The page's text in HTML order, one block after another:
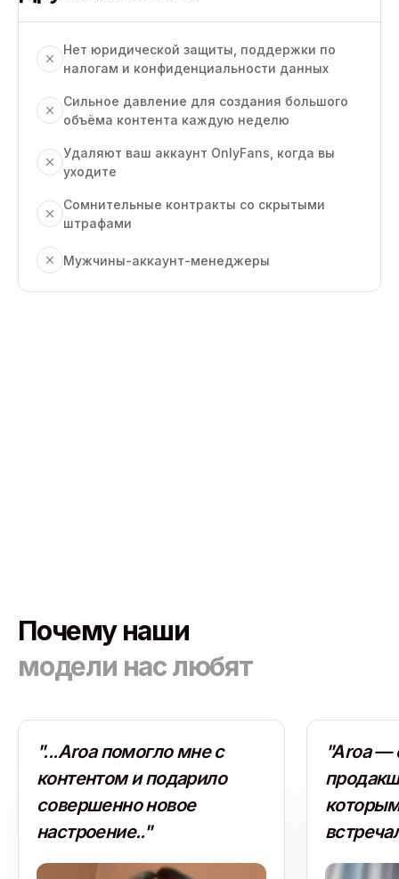
Нет юридической защиты, поддержки по
налогам и конфиденциальности данных
Сильное давление для создания большого
объёма контента каждую неделю
Удаляют ваш аккаунт OnlyFans, когда вы
уходите
Сомнительные контракты со скрытыми
штрафами
Мужчины-аккаунт-менеджеры
Почему наши
модели нас любят
"...Aroa помогло мне с
контентом и подарило
совершенно новое
настроение.."
"Aroa —